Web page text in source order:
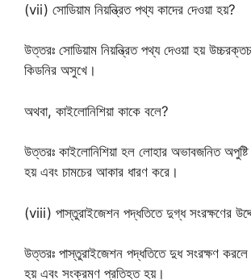
(vii) সোডিয়াম নিয়ন্ত্রিত পথ্য কাদের দেওয়া হয়?
উত্তরঃ সোডিয়াম নিয়ন্ত্রিত পথ্য দেওয়া হয়
কিডনির অসুখে।
অথবা, কাইলোনিশিয়া কাকে বলে?
উত্তরঃ কাইলোনিশিয়া হল লোহার অভাবজনিত
হয় এবং চামচের আকার ধারণ করে।
(viii) পাস্তুরাইজেশন পদ্ধতিতে দুগ্ধ সংরক্ষণের
উত্তরঃ পাস্তুরাইজেশন পদ্ধতিতে দুধ সংরক্ষণ করলে
হয় এবং সংক্রমণ প্রতিহত হয়।